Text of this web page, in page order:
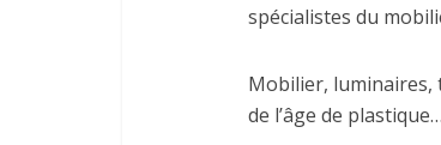
spécialistes du
Mobilier, luminaires,
de l’âge de plastique…